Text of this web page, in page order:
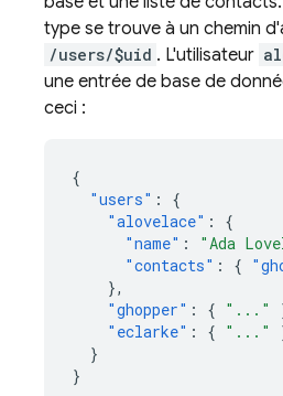
type se trouve à un chemin
/users/$uid . L'utilisateur
une entrée de base de
ceci :
{
"users" :
{
"alovelace" :
{
"name" : "Ada
"contacts" : {
},
"ghopper" : { "..."
"eclarke" : { "..."
}
}